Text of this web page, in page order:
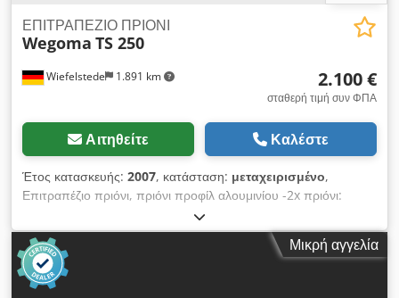
Wiefelstede 1.891 km
ΕΠΙΤΡΑΠΕΖΙΟ ΠΡΙΟΝΙ
Wegoma TS 250
2.100 €
σταθερή τιμή συν ΦΠΑ
Αιτηθείτε Καλέστε
Έτος κατασκευής: 2007, κατάσταση: μεταχειρισμένο,
Επιτραπέζιο πριόνι, πριόνι προφίλ αλουμινίου -2x πριόνι:
Wegoma TS 250 - Σταθερή απόσταση κοπής: περίπου. 450
mm - Πριόνια: μεμονωμένα ή ταυτόχρονα ελεγχόμενα - με:
ποδοδιακόπτης - Λεπίδα πριονιού: Ø 250 mm - Τάση: 220/380
V - Κινητήρας πριονιού: 0,75 kW - Διαστάσεις: 850/790 /
H1660 mm - Βάρος: 234 kg Dcjdpfx Asd Sm U Rjcaok
Μικρή αγγελία